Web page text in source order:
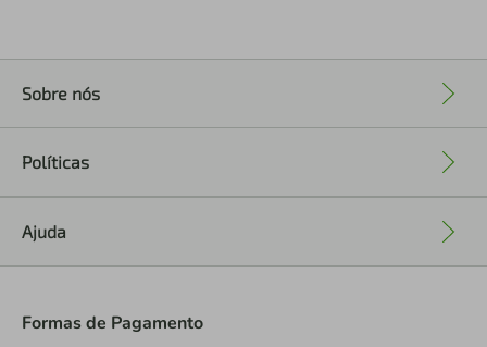
Sobre nós
Políticas
Ajuda
Formas de Pagamento